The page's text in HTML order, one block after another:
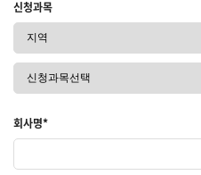
신청과목
회사명*